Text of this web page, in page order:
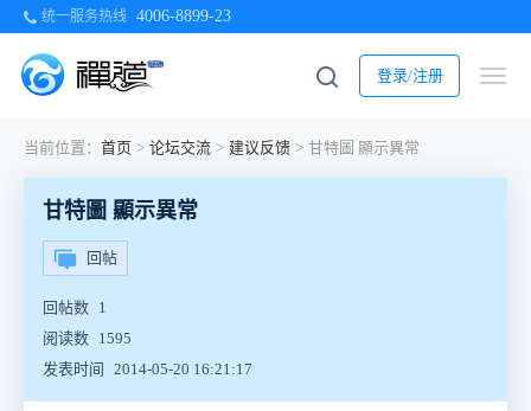
统一服务热线 4006-8899-23
登录/注册
当前位置： 首页 > 论坛交流 > 建议反馈 > 甘特圖 顯示異常
甘特圖 顯示異常
回帖
回帖数 1
阅读数 1595
发表时间
2014-05-20 16:21:17